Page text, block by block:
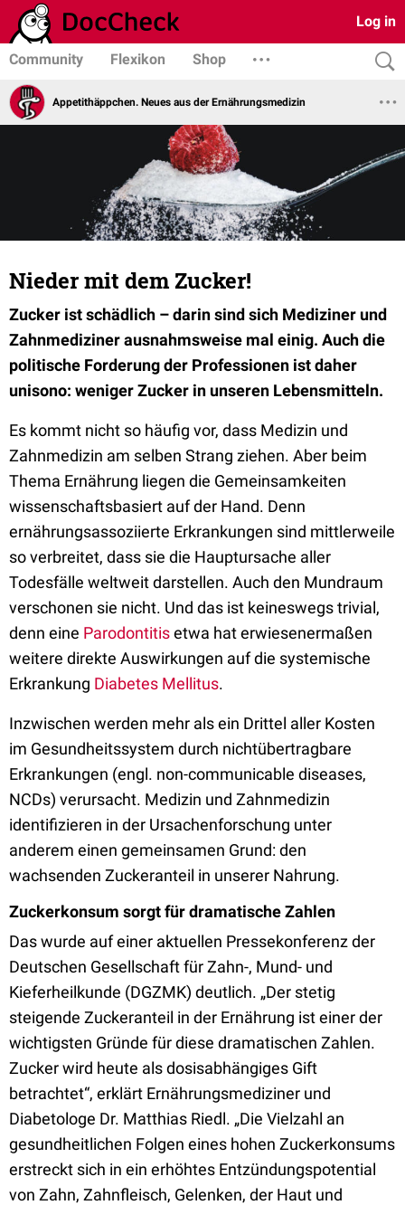
Log in
Community Flexikon Shop
Appetithäppchen. Neues aus der Ernährungsmedizin
Nieder mit dem Zucker!
Zucker ist schädlich – darin sind sich Mediziner und
Zahnmediziner ausnahmsweise mal einig. Auch die
politische Forderung der Professionen ist daher
unisono: weniger Zucker in unseren Lebensmitteln.
Es kommt nicht so häufig vor, dass Medizin und
Zahnmedizin am selben Strang ziehen. Aber beim
Thema Ernährung liegen die Gemeinsamkeiten
wissenschaftsbasiert auf der Hand. Denn
ernährungsassoziierte Erkrankungen sind mittlerweile
so verbreitet, dass sie die Hauptursache aller
Todesfälle weltweit darstellen. Auch den Mundraum
verschonen sie nicht. Und das ist keineswegs trivial,
denn eine Parodontitisetwa hat erwiesenermaßen
weitere direkte Auswirkungen auf die systemische
Erkrankung Diabetes Mellitus.
Inzwischen werden mehr als ein Drittel aller Kosten
im Gesundheitssystem durch nichtübertragbare
Erkrankungen (engl. non-communicable diseases,
NCDs) verursacht. Medizin und Zahnmedizin
identifizieren in der Ursachenforschung unter
anderem einen gemeinsamen Grund: den
wachsenden Zuckeranteil in unserer Nahrung.
Zuckerkonsum sorgt für dramatische Zahlen
Das wurde auf einer aktuellen Pressekonferenz der
Deutschen Gesellschaft für Zahn-, Mund- und
Kieferheilkunde (DGZMK) deutlich. „Der stetig
steigende Zuckeranteil in der Ernährung ist einer der
wichtigsten Gründe für diese dramatischen Zahlen.
Zucker wird heute als dosisabhängiges Gift
betrachtet“, erklärt Ernährungsmediziner und
Diabetologe Dr. Matthias Riedl. „Die Vielzahl an
gesundheitlichen Folgen eines hohen Zuckerkonsums
erstreckt sich in ein erhöhtes Entzündungspotential
von Zahn, Zahnfleisch, Gelenken, der Haut und